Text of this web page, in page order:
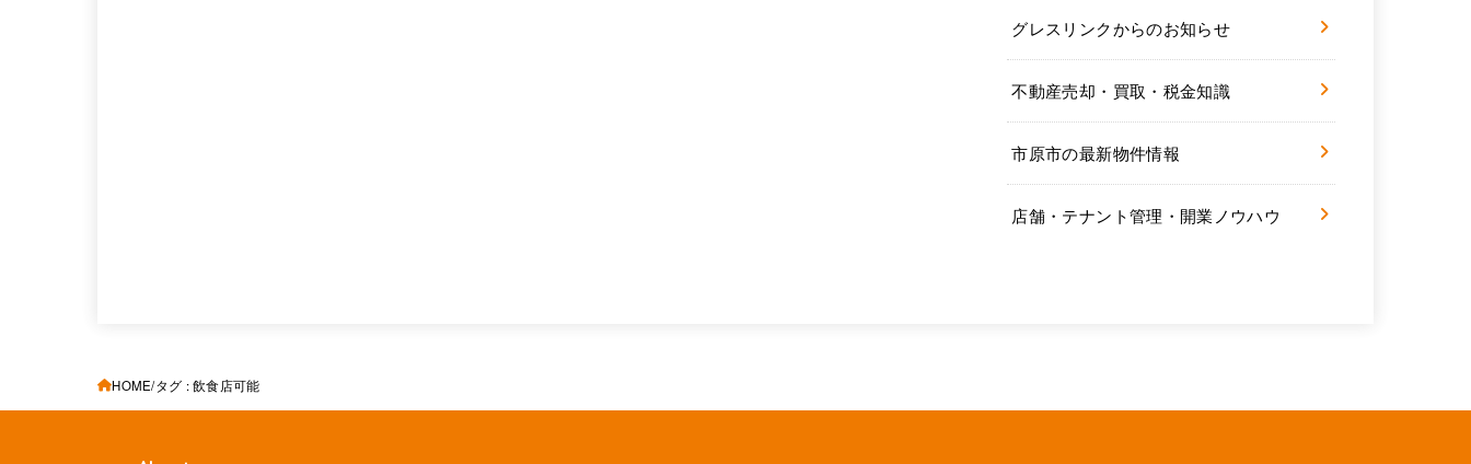
グレスリンクからのお知らせ
不動産売却・買取・税金知識
市原市の最新物件情報
店舗・テナント管理・開業ノウハウ
HOME タグ : 飲食店可能